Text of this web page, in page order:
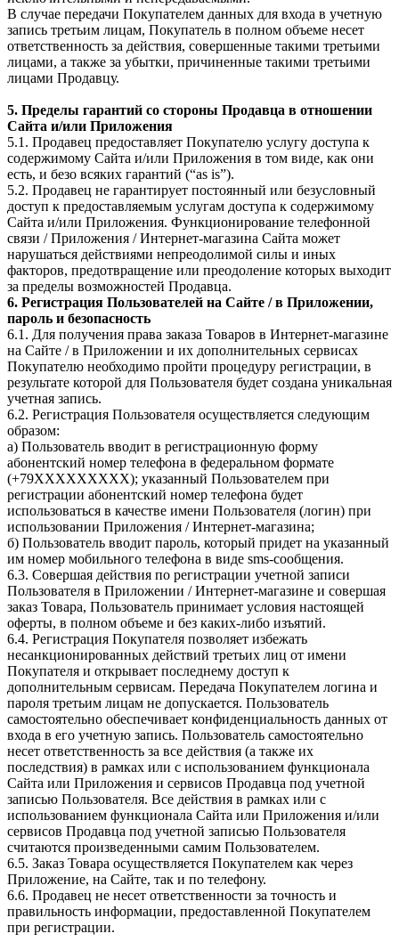
В случае передачи Покупателем данных для входа в учетную
запись третьим лицам, Покупатель в полном объеме несет
ответственность за действия, совершенные такими третьими
лицами, а также за убытки, причиненные такими третьими
лицами Продавцу.
5. Пределы гарантий со стороны Продавца в отношении
Сайта и/или Приложения
5.1. Продавец предоставляет Покупателю услугу доступа к
содержимому Сайта и/или Приложения в том виде, как они
есть, и безо всяких гарантий (“as is”).
5.2. Продавец не гарантирует постоянный или безусловный
доступ к предоставляемым услугам доступа к содержимому
Сайта и/или Приложения. Функционирование телефонной
связи / Приложения / Интернет-магазина Сайта может
нарушаться действиями непреодолимой силы и иных
факторов, предотвращение или преодоление которых выходит
за пределы возможностей Продавца.
6. Регистрация Пользователей на Сайте / в Приложении,
пароль и безопасность
6.1. Для получения права заказа Товаров в Интернет-магазине
на Сайте / в Приложении и их дополнительных сервисах
Покупателю необходимо пройти процедуру регистрации, в
результате которой для Пользователя будет создана уникальная
учетная запись.
6.2. Регистрация Пользователя осуществляется следующим
образом:
а) Пользователь вводит в регистрационную форму
абонентский номер телефона в федеральном формате
(+79ХХХХХХХХХ); указанный Пользователем при
регистрации абонентский номер телефона будет
использоваться в качестве имени Пользователя (логин) при
использовании Приложения / Интернет-магазина;
б) Пользователь вводит пароль, который придет на указанный
им номер мобильного телефона в виде sms-сообщения.
6.3. Совершая действия по регистрации учетной записи
Пользователя в Приложении / Интернет-магазине и совершая
заказ Товара, Пользователь принимает условия настоящей
оферты, в полном объеме и без каких-либо изъятий.
6.4. Регистрация Покупателя позволяет избежать
несанкционированных действий третьих лиц от имени
Покупателя и открывает последнему доступ к
дополнительным сервисам. Передача Покупателем логина и
пароля третьим лицам не допускается. Пользователь
самостоятельно обеспечивает конфиденциальность данных от
входа в его учетную запись. Пользователь самостоятельно
несет ответственность за все действия (а также их
последствия) в рамках или с использованием функционала
Сайта или Приложения и сервисов Продавца под учетной
записью Пользователя. Все действия в рамках или с
использованием функционала Сайта или Приложения и/или
сервисов Продавца под учетной записью Пользователя
считаются произведенными самим Пользователем.
6.5. Заказ Товара осуществляется Покупателем как через
Приложение, на Сайте, так и по телефону.
6.6. Продавец не несет ответственности за точность и
правильность информации, предоставленной Покупателем
при регистрации.